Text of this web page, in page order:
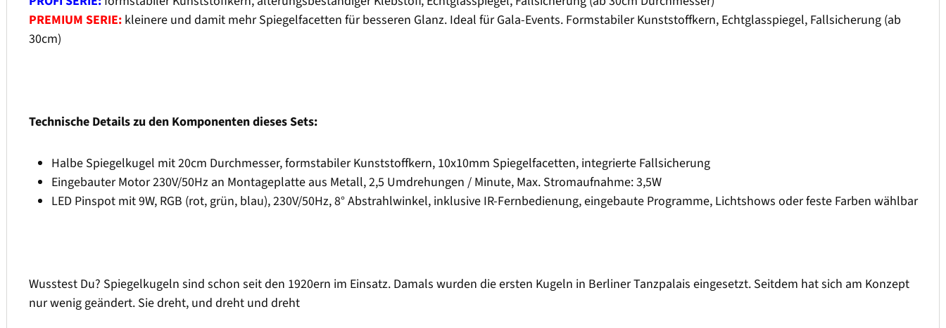
PREMIUM SERIE: kleinere und damit mehr Spiegelfacetten für besseren Glanz. Ideal für Gala-Events. Formstabiler Kunststoffkern, Echtglasspiegel, Fallsicherung (ab
30cm)
Technische Details zu den Komponenten dieses Sets:
Halbe Spiegelkugel mit 20cm Durchmesser, formstabiler Kunststoffkern, 10x10mm Spiegelfacetten, integrierte Fallsicherung
Eingebauter Motor 230V/50Hz an Montageplatte aus Metall, 2,5 Umdrehungen / Minute, Max. Stromaufnahme: 3,5W
LED Pinspot mit 9W, RGB (rot, grün, blau), 230V/50Hz, 8° Abstrahlwinkel, inklusive IR-Fernbedienung, eingebaute Programme, Lichtshows oder feste Farben wählbar
Wusstest Du? Spiegelkugeln sind schon seit den 1920ern im Einsatz. Damals wurden die ersten Kugeln in Berliner Tanzpalais eingesetzt. Seitdem hat sich am Konzept
nur wenig geändert. Sie dreht, und dreht und dreht